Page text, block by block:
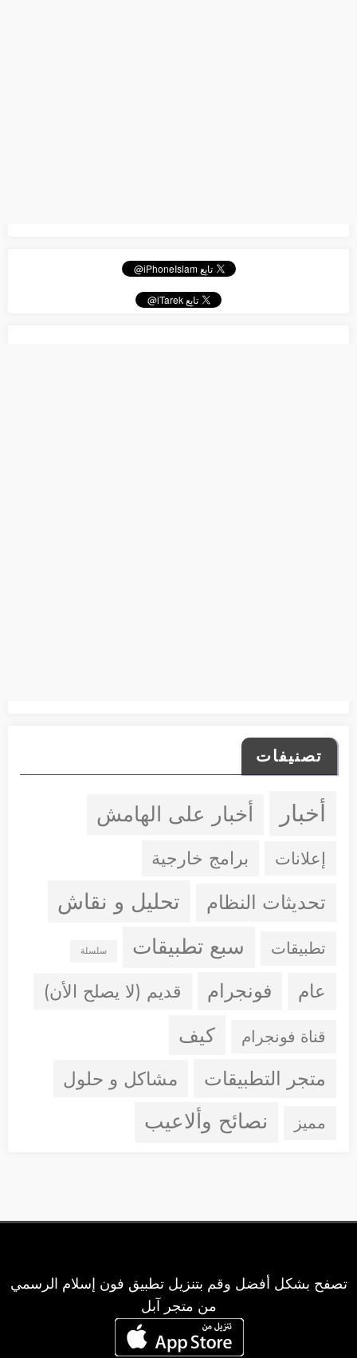
تصنيفات
أخبار أخبار على الهامش
إعلانات برامج خارجية
تحديثات النظام تحليل و نقاش
تطبيقات سبع تطبيقات سلسلة
عام فونجرام قديم (لا يصلح الأن)
قناة فونجرام كيف
متجر التطبيقات مشاكل و حلول
مميز نصائح وألاعيب
تصفح بشكل أفضل وقم بتنزيل تطبيق فون إسلام الرسمي
من متجر آبل